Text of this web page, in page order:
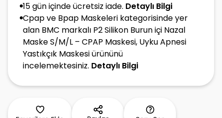
15 gün içinde ücretsiz iade. Detaylı Bilgi
Cpap ve Bpap Maskeleri kategorisinde yer
alan BMC markalı P2 Silikon Burun içi Nazal
Maske S/M/L – CPAP Maskesi, Uyku Apnesi
Yastıkçık Maskesi ürününü
incelemektesiniz. Detaylı Bilgi